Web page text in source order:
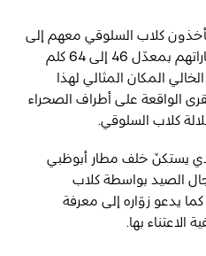
يأخذون كلاب السلوقي معهم إلى
الصيد، والتي تركض بجانب سياراتهم بمعدّل 46 إلى 64 كلم
المكان المثالي لهذا
الواقعة على أطراف الصحراء
كلاب السلوقي.
يستكنّ خلف مطار أبوظبي
الصيد بواسطة كلاب
كما يدعو زوّاره إلى معرفة
الاعتناء بها.